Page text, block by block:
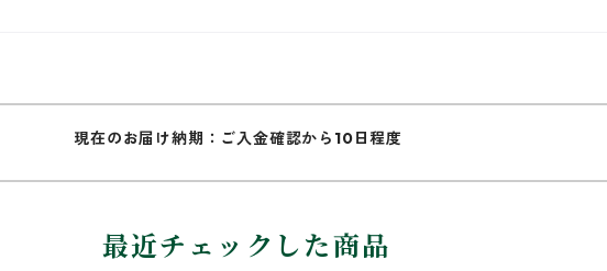
現在のお届け納期：ご入金確認から10日程度
最近チェックした商品